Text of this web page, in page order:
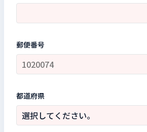
郵便番号
都道府県